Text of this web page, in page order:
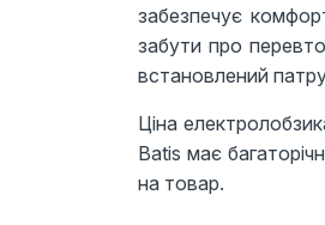
забезпечує
забути про
встановлений
Ціна
Batis має
на товар.